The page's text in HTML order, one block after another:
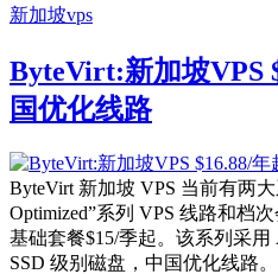
新加坡vps
ByteVirt:新加坡VPS
国优化线路
ByteVirt 新加坡 VPS 当前有两大
Optimized”系列 VPS 线路和档
基础套餐$15/季起。该系列采
SSD 级别磁盘，中国优化线路